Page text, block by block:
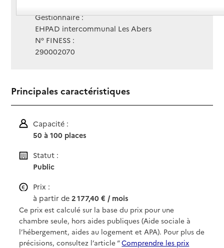
Gestionnaire :
EHPAD intercommunal Les Abers
N° FINESS :
290002070
Principales caractéristiques
Capacité :
50 à 100 places
Statut :
Public
Prix :
à partir de2 177,40 € / mois
Ce prix est calculé sur la base du prix pour une
chambre seule, hors aides publiques (Aide sociale à
l’hébergement, aides au logement et APA). Pour plus de
précisions, consultez l’article “Comprendre les prix